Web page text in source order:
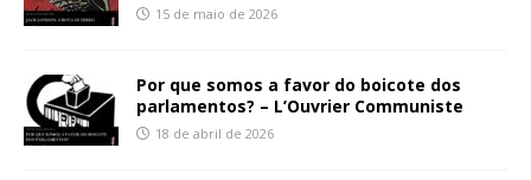
15 de maio de 2026
Por que somos a favor do boicote dos
parlamentos? – L’Ouvrier Communiste
18 de abril de 2026